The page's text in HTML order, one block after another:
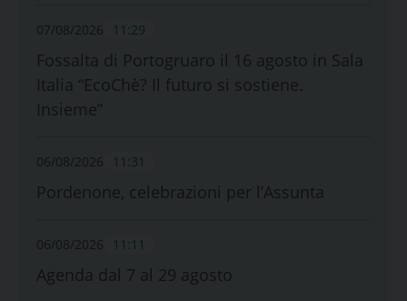
07/08/2026 11:29
Fossalta di Portogruaro il 16 agosto in Sala
Italia “EcoChè? Il futuro si sostiene.
Insieme”
06/08/2026 11:31
Pordenone, celebrazioni per l’Assunta
06/08/2026 11:11
Agenda dal 7 al 29 agosto